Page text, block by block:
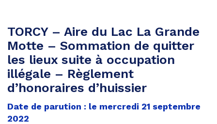
TORCY – Aire du Lac La Grande
Motte – Sommation de quitter
les lieux suite à occupation
illégale – Règlement
d’honoraires d’huissier
Date de parution : le mercredi 21 septembre
2022